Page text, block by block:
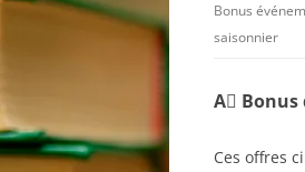
Bonus
saisonnier
A️⃣
Ces offres